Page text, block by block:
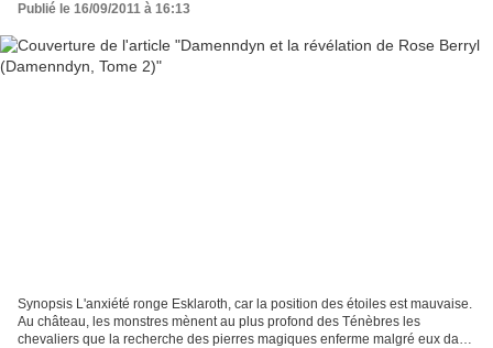
Publié le 16/09/2011 à 16:13
Synopsis L'anxiété ronge Esklaroth, car la position des étoiles est mauvaise.
Au château, les monstres mènent au plus profond des Ténèbres les
chevaliers que la recherche des pierres magiques enferme malgré eux dans